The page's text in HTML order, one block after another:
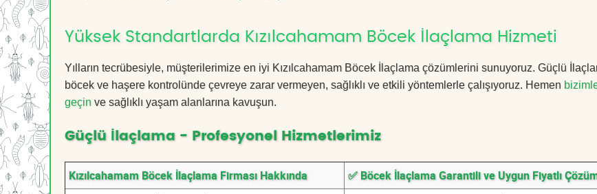
Yüksek Standartlarda Kızılcahamam Böcek İlaçlama Hizmeti
Yılların tecrübesiyle, müşterilerimize en iyi Kızılcahamam Böcek İlaçlama çözümlerini sunuyoruz. Güçlü
böcek ve haşere kontrolünde çevreye zarar vermeyen, sağlıklı ve etkili yöntemlerle çalışıyoruz. Hemen
geçin ve sağlıklı yaşam alanlarına kavuşun.
Güçlü İlaçlama - Profesyonel Hizmetlerimiz
Kızılcahamam Böcek İlaçlama Firması Hakkında
✅ Böcek İlaçlama Garantili ve Uygun Fiyatlı